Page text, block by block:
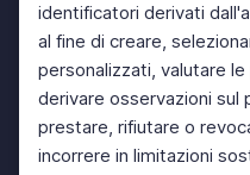
identificatori derivati
al fine di creare,
personalizzati, valutare
derivare osservazioni sul
prestare, rifiutare o
incorrere in limitazioni